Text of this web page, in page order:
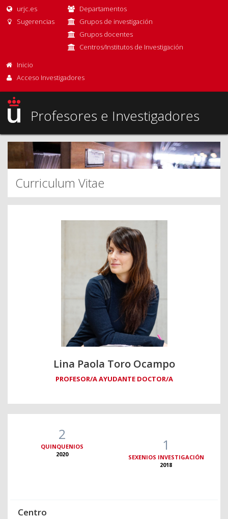
urjc.es
Sugerencias
Departamentos
Grupos de investigación
Grupos docentes
Centros/Institutos de Investigación
Inicio
Acceso Investigadores
Profesores e Investigadores
Curriculum Vitae
Lina Paola Toro Ocampo
PROFESOR/A AYUDANTE DOCTOR/A
2
QUINQUENIOS
2020
1
SEXENIOS INVESTIGACIÓN
2018
Centro